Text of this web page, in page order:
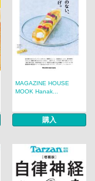
MAGAZINE HOUSE
MOOK Hanak...
購入